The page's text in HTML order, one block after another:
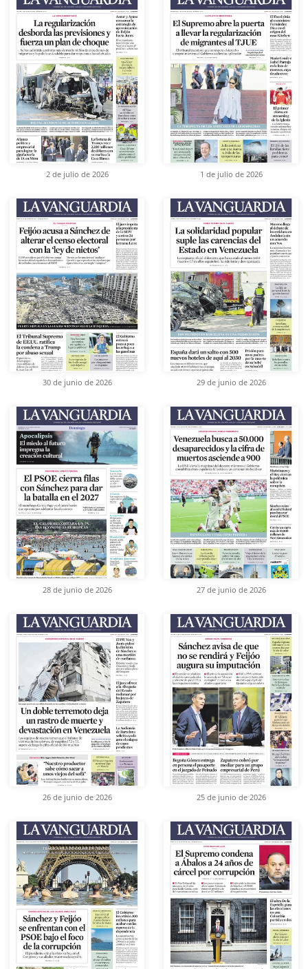
2 de julio de 2026 1 de julio de 2026
30 de junio de 2026 29 de junio de 2026
28 de junio de 2026 27 de junio de 2026
26 de junio de 2026 25 de junio de 2026